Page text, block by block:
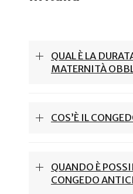
QUAL È LA
MATERNITÀ
COS’È IL
QUANDO È
CONGEDO